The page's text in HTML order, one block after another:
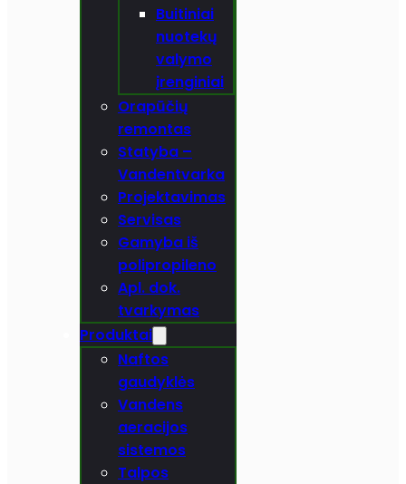
Buitiniai
nuotekų
valymo
įrenginiai
Orapūčių
remontas
Statyba –
Vandentvarka
Projektavimas
Servisas
Gamyba iš
polipropileno
Apl. dok.
tvarkymas
Produktai
Naftos
gaudyklės
Vandens
aeracijos
sistemos
Talpos